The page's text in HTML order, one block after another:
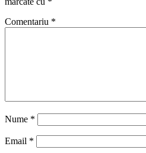
Comentariu *
Nume *
Email *